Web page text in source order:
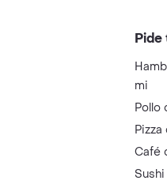
Pide
mi
Pollo
Café